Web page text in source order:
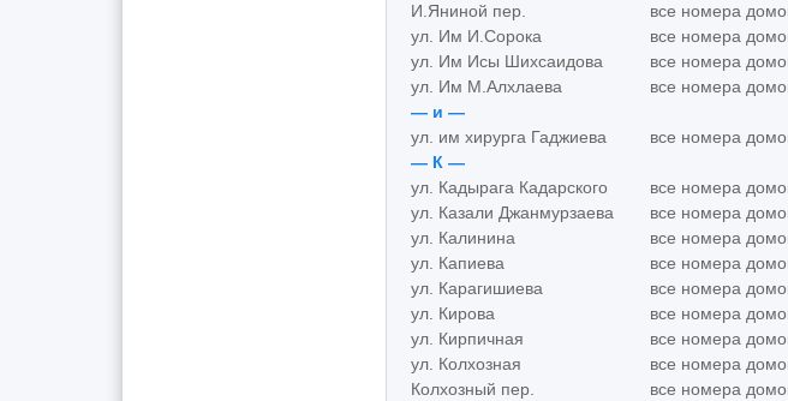
И.Яниной пер.
все номера
ул. Им И.Сорока
все номера
ул. Им Исы Шихсаидова
все номера
ул. Им М.Алхлаева
все номера
— и —
ул. им хирурга Гаджиева
все номера
— К —
ул. Кадырага Кадарского
все номера
ул. Казали Джанмурзаева
все номера
ул. Калинина
все номера
ул. Капиева
все номера
ул. Карагишиева
все номера
ул. Кирова
все номера
ул. Кирпичная
все номера
ул. Колхозная
все номера
Колхозный пер.
все номера